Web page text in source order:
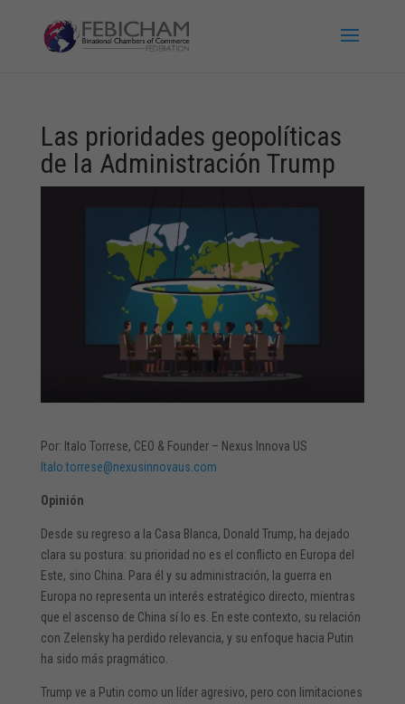
Las prioridades geopolíticas
de la Administración Trump
Por: Italo Torrese, CEO & Founder – Nexus Innova US
Italo.torrese@nexusinnovaus.com
Opinión
Desde su regreso a la Casa Blanca, Donald Trump, ha dejado
clara su postura: su prioridad no es el conflicto en Europa del
Este, sino China. Para él y su administración, la guerra en
Europa no representa un interés estratégico directo, mientras
que el ascenso de China sí lo es. En este contexto, su relación
con Zelensky ha perdido relevancia, y su enfoque hacia Putin
ha sido más pragmático.
Trump ve a Putin como un líder agresivo, pero con limitaciones